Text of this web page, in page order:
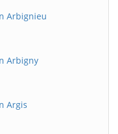
Arbignieu
Arbigny
Argis